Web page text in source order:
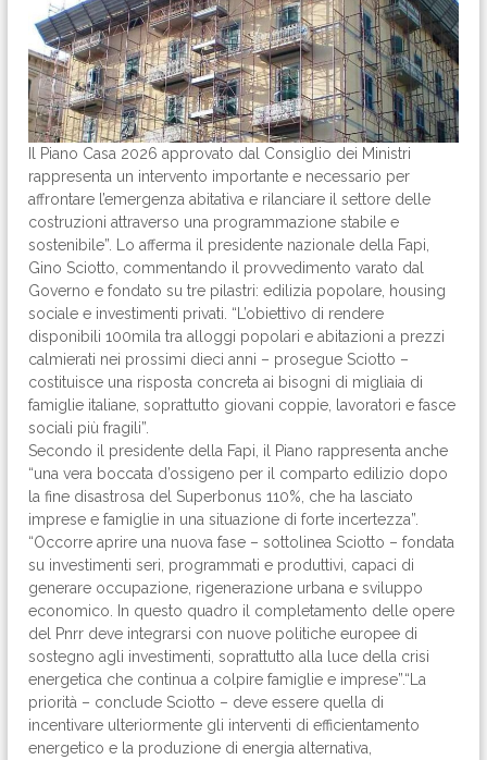
Il Piano Casa 2026 approvato dal Consiglio dei Ministri
rappresenta un intervento importante e necessario per
affrontare l’emergenza abitativa e rilanciare il settore delle
costruzioni attraverso una programmazione stabile e
sostenibile”. Lo afferma il presidente nazionale della Fapi,
Gino Sciotto, commentando il provvedimento varato dal
Governo e fondato su tre pilastri: edilizia popolare, housing
sociale e investimenti privati. “L’obiettivo di rendere
disponibili 100mila tra alloggi popolari e abitazioni a prezzi
calmierati nei prossimi dieci anni – prosegue Sciotto –
costituisce una risposta concreta ai bisogni di migliaia di
famiglie italiane, soprattutto giovani coppie, lavoratori e fasce
sociali più fragili”.
Secondo il presidente della Fapi, il Piano rappresenta anche
“una vera boccata d’ossigeno per il comparto edilizio dopo
la fine disastrosa del Superbonus 110%, che ha lasciato
imprese e famiglie in una situazione di forte incertezza”.
“Occorre aprire una nuova fase – sottolinea Sciotto – fondata
su investimenti seri, programmati e produttivi, capaci di
generare occupazione, rigenerazione urbana e sviluppo
economico. In questo quadro il completamento delle opere
del Pnrr deve integrarsi con nuove politiche europee di
sostegno agli investimenti, soprattutto alla luce della crisi
energetica che continua a colpire famiglie e imprese”.“La
priorità – conclude Sciotto – deve essere quella di
incentivare ulteriormente gli interventi di efficientamento
energetico e la produzione di energia alternativa,